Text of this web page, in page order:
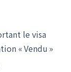
le visa
« Vendu »